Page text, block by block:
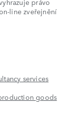
line zveřejnění
services
goods